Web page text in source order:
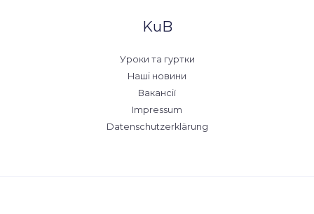
KuB
Уроки та гуртки
Наші новини
Вакансії
Impressum
Datenschutzerklärung